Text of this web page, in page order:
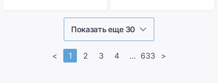
Показать еще 30
< 1 2 3 4 >> 633 >